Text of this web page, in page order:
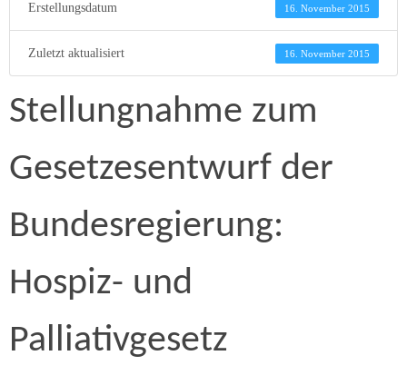
Erstellungsdatum 16. November 2015
Zuletzt aktualisiert 16. November 2015
Stellungnahme zum
Gesetzesentwurf der
Bundesregierung:
Hospiz- und
Palliativgesetz